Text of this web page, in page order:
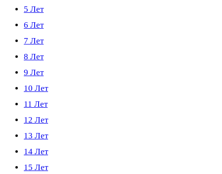
5 Лет
6 Лет
7 Лет
8 Лет
9 Лет
10 Лет
11 Лет
12 Лет
13 Лет
14 Лет
15 Лет